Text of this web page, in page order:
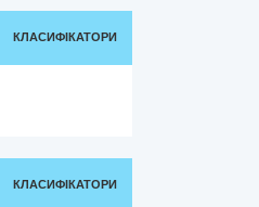
КЛАСИФІКАТОРИ
КЛАСИФІКАТОРИ